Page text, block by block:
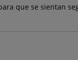
que se sientan